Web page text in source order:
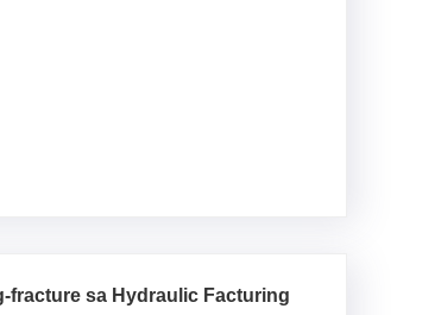
fracture sa Hydraulic Facturing